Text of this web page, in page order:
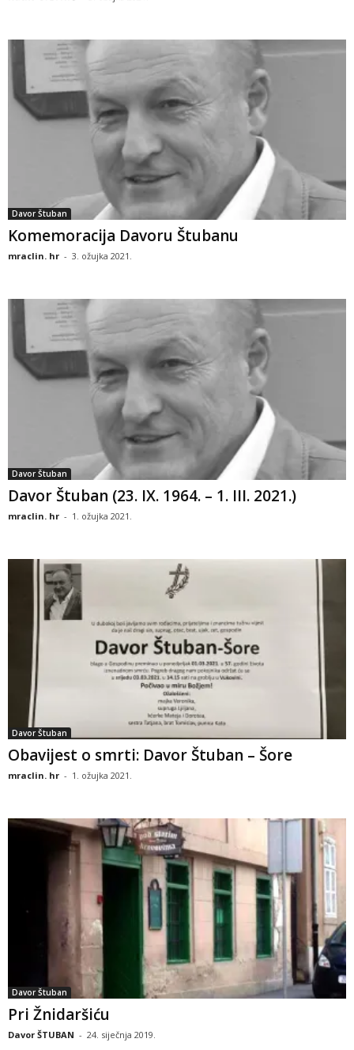
Davor Štuban
Komemoracija Davoru Štubanu
mraclin. hr - 3. ožujka 2021.
Davor Štuban
Davor Štuban (23. IX. 1964. – 1. III. 2021.)
mraclin. hr - 1. ožujka 2021.
Davor Štuban
Obavijest o smrti: Davor Štuban – Šore
mraclin. hr - 1. ožujka 2021.
Davor Štuban
Pri Žnidaršiću
Davor ŠTUBAN - 24. siječnja 2019.